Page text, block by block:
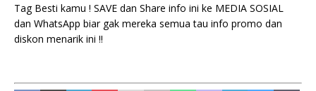
Tag Besti kamu ! SAVE dan Share info ini ke MEDIA SOSIAL
dan WhatsApp biar gak mereka semua tau info promo dan
diskon menarik ini !!